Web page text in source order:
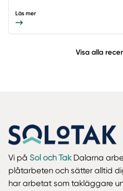
Läs mer
Visa alla
Vi på Sol och TakDalarna
plåtarbeten och sätter alltid
har arbetat som takläggare